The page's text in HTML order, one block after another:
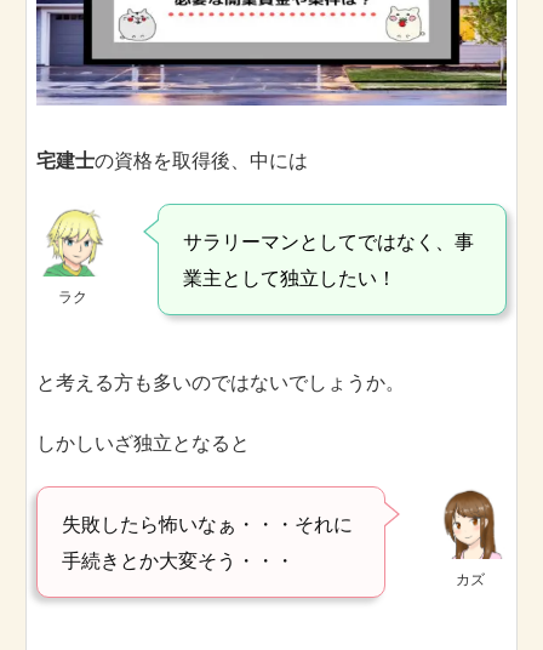
宅建士の資格を取得後、中には
ラク
サラリーマンとしてではなく、事
業主として独立したい！
と考える方も多いのではないでしょうか。
しかしいざ独立となると
カズ
失敗したら怖いなぁ・・・それに
手続きとか大変そう・・・